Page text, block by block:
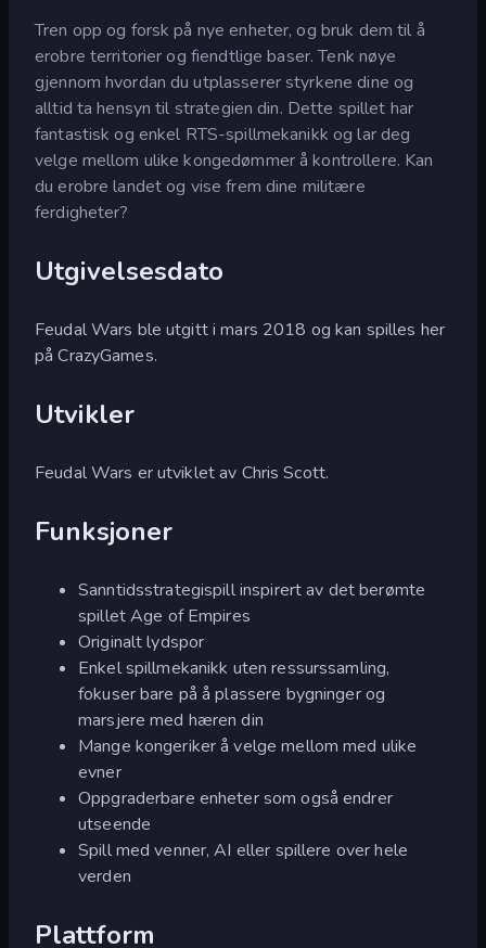
Tren opp og forsk på nye enheter, og bruk dem til å
erobre territorier og fiendtlige baser. Tenk nøye
gjennom hvordan du utplasserer styrkene dine og
alltid ta hensyn til strategien din. Dette spillet har
fantastisk og enkel RTS-spillmekanikk og lar deg
velge mellom ulike kongedømmer å kontrollere. Kan
du erobre landet og vise frem dine militære
ferdigheter?
Utgivelsesdato
Feudal Wars ble utgitt i mars 2018 og kan spilles her
på CrazyGames.
Utvikler
Feudal Wars er utviklet av Chris Scott.
Funksjoner
Sanntidsstrategispill inspirert av det berømte
spillet Age of Empires
Originalt lydspor
Enkel spillmekanikk uten ressurssamling,
fokuser bare på å plassere bygninger og
marsjere med hæren din
Mange kongeriker å velge mellom med ulike
evner
Oppgraderbare enheter som også endrer
utseende
Spill med venner, AI eller spillere over hele
verden
Plattform